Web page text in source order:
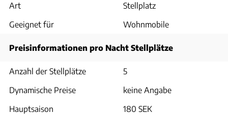
Art
Stellplatz
Geeignet für
Wohnmobile
Preisinformationen pro Nacht Stellplätze
Anzahl der Stellplätze
5
Dynamische Preise
keine Angabe
Hauptsaison
180 SEK